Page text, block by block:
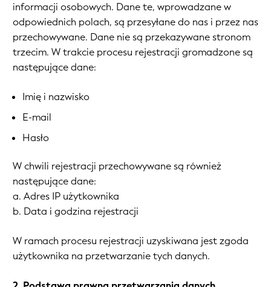
informacji osobowych. Dane te, wprowadzane w
odpowiednich polach, są przesyłane do nas i przez nas
przechowywane. Dane nie są przekazywane stronom
trzecim. W trakcie procesu rejestracji gromadzone są
następujące dane:
Imię i nazwisko
E-mail
Hasło
W chwili rejestracji przechowywane są również
następujące dane:
a. Adres IP użytkownika
b. Data i godzina rejestracji
W ramach procesu rejestracji uzyskiwana jest zgoda
użytkownika na przetwarzanie tych danych.